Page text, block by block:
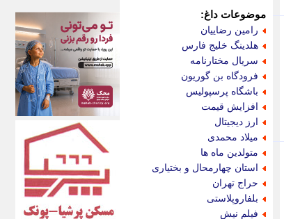
موضوعات داغ:
رامین رضاییان
هلدینگ خلیج فارس
سریال مختارنامه
فرودگاه بن گوریون
باشگاه پرسپولیس
افزایش قیمت
ارز دیجیتال
میلاد محمدی
متولدین ماه ها
استان چهارمحال و بختیاری
حراج تهران
بلفاروپلاستی
فیلم نیش
اکوفارس
اکونگار
اکونیوز
الف
انتشار آنلاین
اندیشه قرن
اندیشه معاصر
اندیشه ها
انرژی پرس
ای استخدام
ایتنا
ایراف
ایران آرت